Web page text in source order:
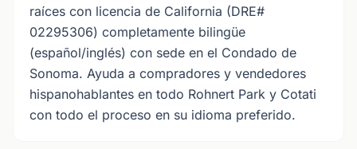
raíces con licencia de California (DRE#
02295306) completamente bilingüe
(español/inglés) con sede en el Condado de
Sonoma. Ayuda a compradores y vendedores
hispanohablantes en todo Rohnert Park y Cotati
con todo el proceso en su idioma preferido.